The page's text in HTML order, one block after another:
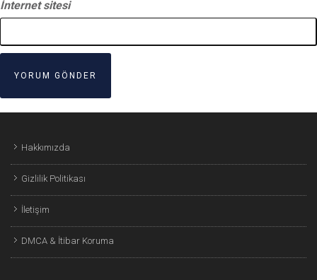
İnternet sitesi
Hakkımızda
Gizlilik Politikası
İletişim
DMCA & İtibar Koruma